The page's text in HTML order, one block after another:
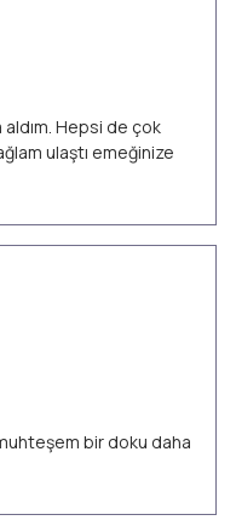
aldım. Hepsi de çok
ulaştı emeğinize
bir doku daha